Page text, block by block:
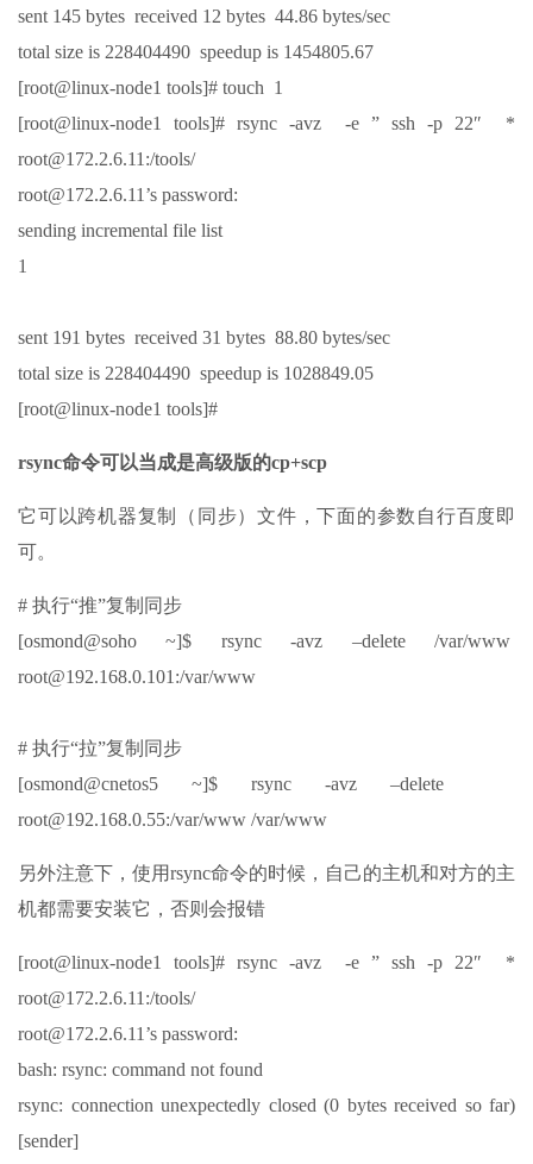
sent 145 bytes received 12 bytes 44.86 bytes/sec
total size is 228404490 speedup is 1454805.67
[root@linux-node1 tools]# touch 1
[root@linux-node1 tools]# rsync -avz -e ” ssh -p 22″ *
root@172.2.6.11:/tools/
root@172.2.6.11’s password:
sending incremental file list
1
sent 191 bytes received 31 bytes 88.80 bytes/sec
total size is 228404490 speedup is 1028849.05
[root@linux-node1 tools]#
rsync命令可以当成是高级版的cp+scp
它可以跨机器复制（同步）文件，下面的参数自行百度即
可。
# 执行“推”复制同步
[osmond@soho ~]$ rsync -avz –delete /var/www
root@192.168.0.101:/var/www
# 执行“拉”复制同步
[osmond@cnetos5 ~]$ rsync -avz –delete
root@192.168.0.55:/var/www /var/www
另外注意下，使用rsync命令的时候，自己的主机和对方的主
机都需要安装它，否则会报错
[root@linux-node1 tools]# rsync -avz -e ” ssh -p 22″ *
root@172.2.6.11:/tools/
root@172.2.6.11’s password:
bash: rsync: command not found
rsync: connection unexpectedly closed (0 bytes received so far)
[sender]